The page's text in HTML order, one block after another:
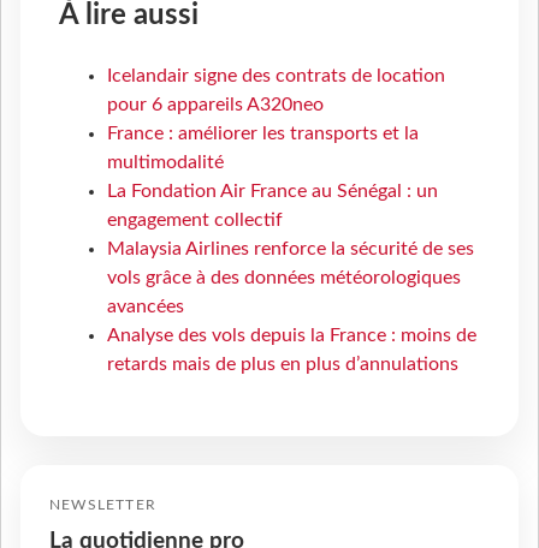
À lire aussi
Icelandair signe des contrats de location
pour 6 appareils A320neo
France : améliorer les transports et la
multimodalité
La Fondation Air France au Sénégal : un
engagement collectif
Malaysia Airlines renforce la sécurité de ses
vols grâce à des données météorologiques
avancées
Analyse des vols depuis la France : moins de
retards mais de plus en plus d’annulations
NEWSLETTER
La quotidienne pro